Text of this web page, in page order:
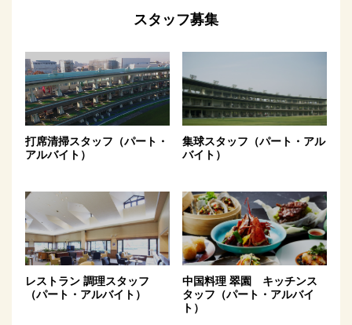
スタッフ募集
打席清掃スタッフ（パート・
アルバイト）
集球スタッフ（パート・アル
バイト）
レストラン 調理スタッフ
（パート・アルバイト）
中国料理 翠園 キッチンス
タッフ（パート・アルバイ
ト）